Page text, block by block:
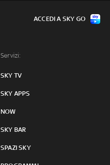
Servizi:
SKY TV
SKY APPS
NOW
SKY BAR
SPAZI SKY
ACCEDI A SKY GO